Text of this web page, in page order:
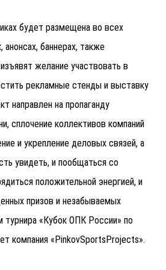
будет размещена во всех
баннерах, также
желание участвовать в
рекламные стенды и выставку
направлен на пропаганду
сплочение коллективов компаний
и укрепление деловых связей, а
увидеть, и пообщаться со
положительной энергией, и
призов и незабываемых
турнира «Кубок ОПК России» по
компания «PinkovSportsProjects».